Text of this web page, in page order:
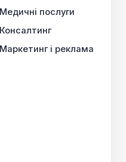
Медичні послуги
Консалтинг
Маркетинг і реклама